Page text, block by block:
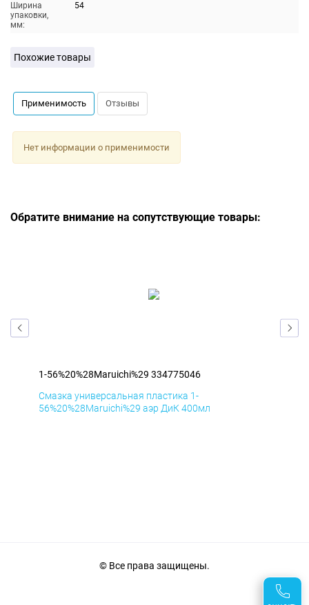
Ширина
упаковки,
мм:
54
Похожие товары
Применимость Отзывы
Нет информации о применимости
Обратите внимание на сопутствующие товары:
1-56%20%28Maruichi%29 334775046
Смазка универсальная пластика 1-
56%20%28Maruichi%29 аэр ДиК 400мл
© Все права защищены.